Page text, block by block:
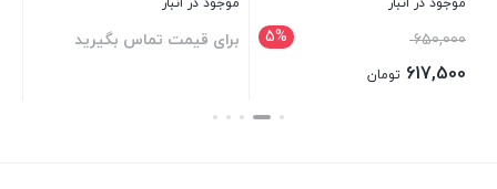
5% 650,000قیمت
اصلی:617,500 تومان
برای قیمت تماس بگیرید
بستن